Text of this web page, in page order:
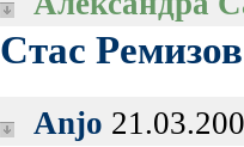
Стас Ремизов
Anjo